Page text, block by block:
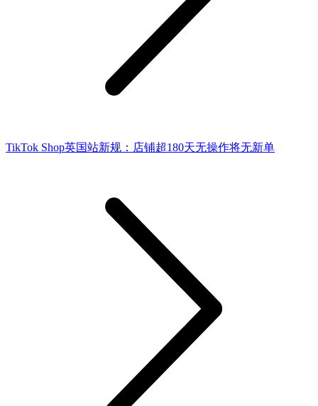
TikTok Shop英国站新规：店铺超180天无操作将无新单